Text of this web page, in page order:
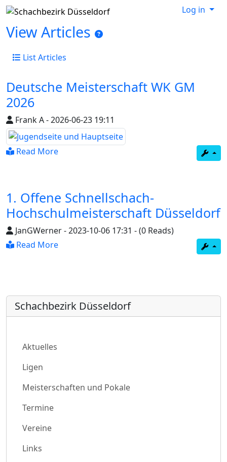
Log in
View Articles
List Articles
Deutsche Meisterschaft WK GM
2026
Frank A-2026-06-23 19:11
Read More
1. Offene Schnellschach-
Hochschulmeisterschaft Düsseldorf
JanGWerner-2023-10-06 17:31 -(0 Reads)
Read More
Schachbezirk Düsseldorf
Aktuelles
Ligen
Meisterschaften und Pokale
Termine
Vereine
Links